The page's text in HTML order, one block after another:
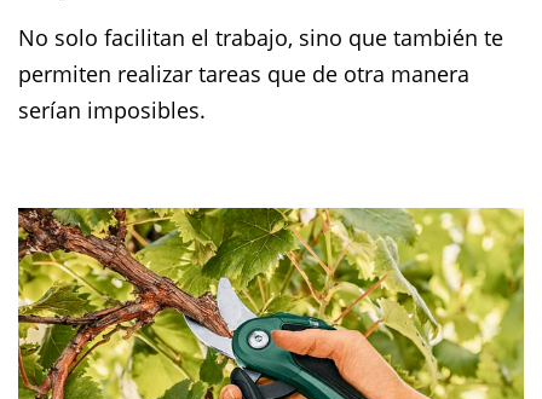
No solo facilitan el trabajo, sino que también te
permiten realizar tareas que de otra manera
serían imposibles.